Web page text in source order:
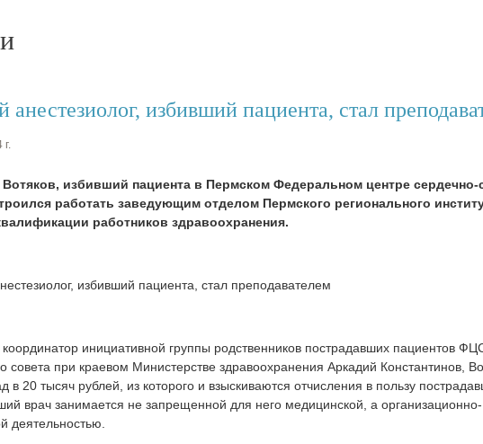
анестезиолог, избивший пациента, стал
г.
избивший пациента в Пермском Федеральном центре сердечно-
работать заведующим отделом Пермского регионального
работников здравоохранения.
координатор инициативной группы родственников пострадавших пациентов
совета при краевом Министерстве здравоохранения Аркадий Константинов,
в 20 тысяч рублей, из которого и взыскиваются отчисления в пользу
врач занимается не запрещенной для него медицинской, а организационно-
деятельностью.